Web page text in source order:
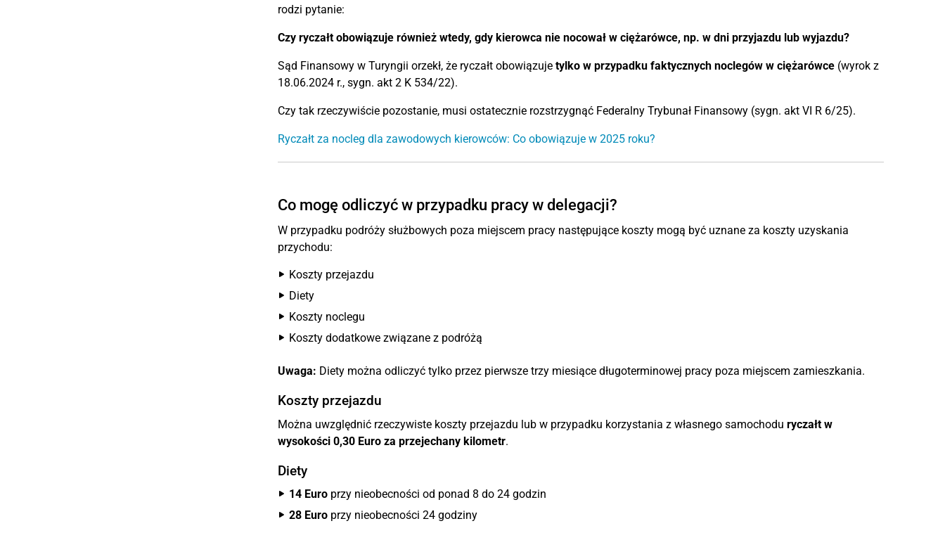
rodzi pytanie:
Czy ryczałt obowiązuje również wtedy, gdy kierowca nie nocował w ciężarówce, np. w dni przyjazdu lub wyjazdu?
Sąd Finansowy w Turyngii orzekł, że ryczałt obowiązuje tylko w przypadku faktycznych noclegów w ciężarówce(wyrok z
18.06.2024 r., sygn. akt 2 K 534/22).
Czy tak rzeczywiście pozostanie, musi ostatecznie rozstrzygnąć Federalny Trybunał Finansowy (sygn. akt VI R 6/25).
Ryczałt za nocleg dla zawodowych kierowców: Co obowiązuje w 2025 roku?
Co mogę odliczyć w przypadku pracy w delegacji?
W przypadku podróży służbowych poza miejscem pracy następujące koszty mogą być uznane za koszty uzyskania
przychodu:
Koszty przejazdu
Diety
Koszty noclegu
Koszty dodatkowe związane z podróżą
Uwaga: Diety można odliczyć tylko przez pierwsze trzy miesiące długoterminowej pracy poza miejscem zamieszkania.
Koszty przejazdu
Można uwzględnić rzeczywiste koszty przejazdu lub w przypadku korzystania z własnego samochodu ryczałt w
wysokości 0,30 Euro za przejechany kilometr.
Diety
14 Europrzy nieobecności od ponad 8 do 24 godzin
28 Europrzy nieobecności 24 godziny